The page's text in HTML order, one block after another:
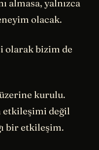
almasa, yalnızca
olacak.
olarak bizim de
kurulu.
etkileşimi değil
bir etkileşim.